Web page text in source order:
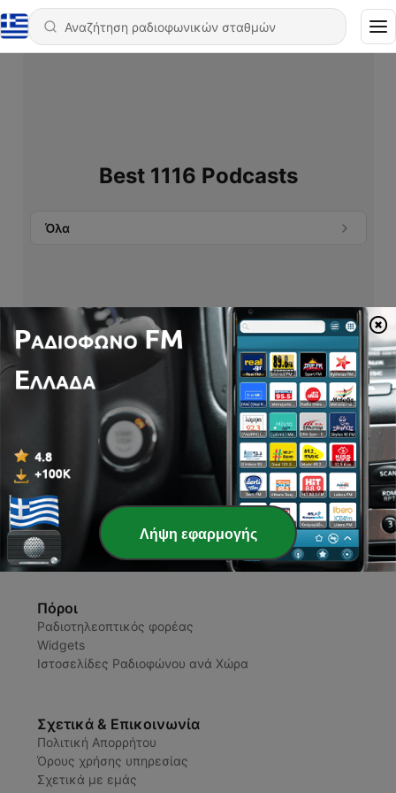
Best 1116 Podcasts
Όλα
Δεν βρέθηκαν podcast.
Ραδιόφωνο Ελλάδα
Ραδιοφωνικοί Σταθμοί και Podcasts
Πόροι
Ραδιοτηλεοπτικός φορέας
Widgets
Ιστοσελίδες Ραδιοφώνου ανά Χώρα
Σχετικά & Επικοινωνία
Πολιτική Απορρήτου
Όρους χρήσης υπηρεσίας
Σχετικά με εμάς
Λήψη εφαρμογής